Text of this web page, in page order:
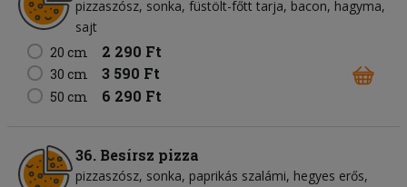
pizzaszósz sonka füstölt-főtt tarja bacon hagyma
sajt
20 cm
2 290 Ft
30 cm 3 590 Ft
50 cm 6 290 Ft
36. Besírsz pizza
pizzaszósz sonka paprikás szalámi hegyes erős